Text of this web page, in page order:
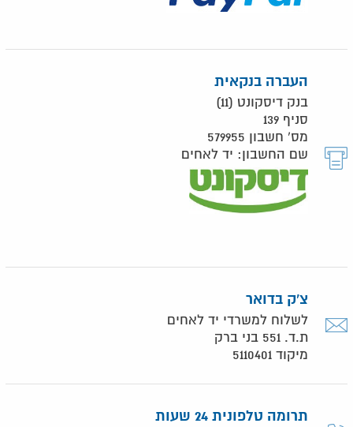
העברה בנקאית
בנק דיסקונט (11)
סניף 139
מס' חשבון 579955
שם החשבון: יד לאחים
צ'ק בדואר
לשלוח למשרדי יד לאחים
ת.ד. 551 בני ברק
מיקוד 5110401
תרומה טלפונית 24 שעות